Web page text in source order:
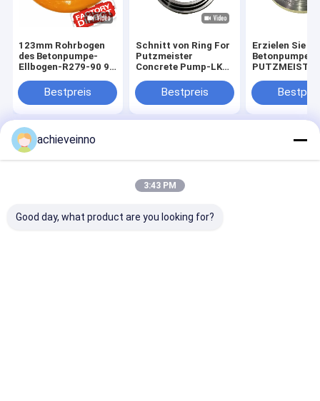
123mm Rohrbogen
des Betonpumpe-
Ellbogen-R279-90 90
Bestpreis
Schnitt von Ring For
Putzmeister
Concrete Pump-LKW
458878 494520
Bestpreis
Erzielen Sie
Betonpumpe-
Maschinen-
Ersatzteile
Startseite
Seitenverzeichnis
Datenschutz-Bestimmungen
Betonpumpe-Teile Putzmeister
2026 Achieve Innovations (Changsha) Co., Ltd.. All Rights Reserved.
achieveinno
3:43 PM
Good day, what product are you looking for?